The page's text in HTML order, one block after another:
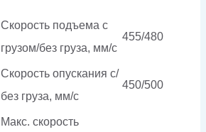
Скорость подъема с
грузом/без груза, мм/с
455/480
Скорость опускания c/
без груза, мм/с
450/500
Макс. скорость